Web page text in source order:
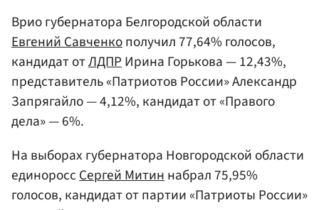
Врио губернатора Белгородской области
Евгений Савченкополучил 77,64% голосов,
кандидат отЛДПРИрина Горькова — 12,43%,
представитель «Патриотов России» Александр
Запрягайло — 4,12%, кандидат от «Правого
дела» — 6%.
На выборах губернатора Новгородской области
единоросс Сергей Митин набрал 75,95%
голосов, кандидат от партии «Патриоты России»